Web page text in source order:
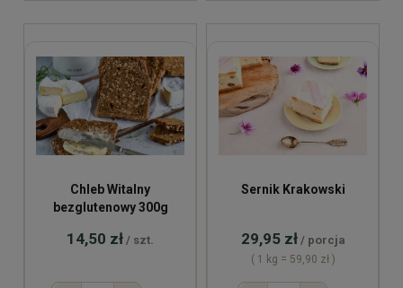
Chleb Witalny
bezglutenowy 300g
14,50 zł / szt.
Sernik Krakowski
29,95 zł / porcja
( 1 kg = 59,90 zł )